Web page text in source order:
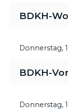
BDKH-
Donnerstag,
BDKH-
Donnerstag,